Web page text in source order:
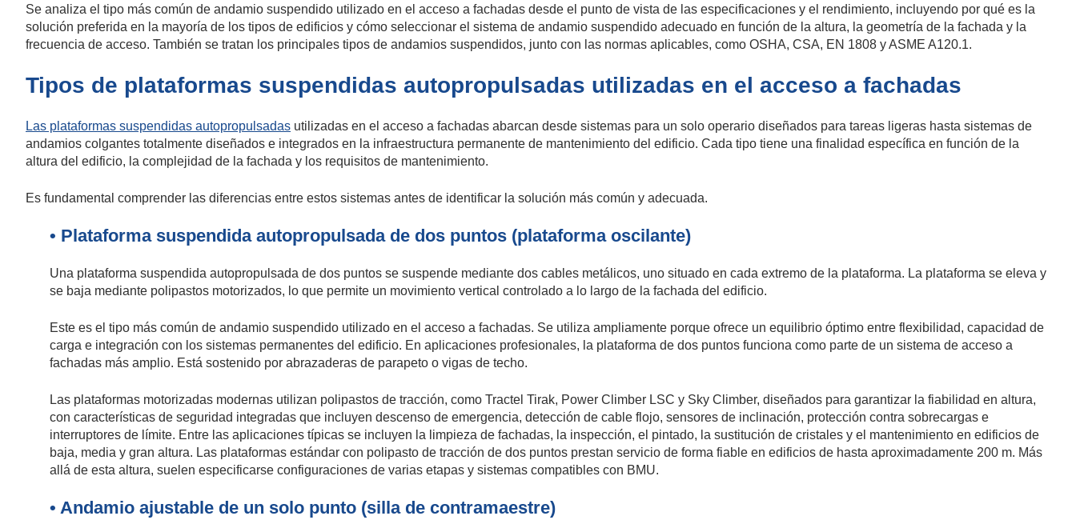
Se analiza el tipo más común de andamio suspendido utilizado en el acceso a fachadas desde el punto de vista de las especificaciones y el rendimiento, incluyendo por qué es la
solución preferida en la mayoría de los tipos de edificios y cómo seleccionar el sistema de andamio suspendido adecuado en función de la altura, la geometría de la fachada y la
frecuencia de acceso. También se tratan los principales tipos de andamios suspendidos, junto con las normas aplicables, como OSHA, CSA, EN 1808 y ASME A120.1.
Tipos de plataformas suspendidas autopropulsadas utilizadas en el acceso a fachadas
Las plataformas suspendidas autopropulsadas utilizadas en el acceso a fachadas abarcan desde sistemas para un solo operario diseñados para tareas ligeras hasta sistemas de
andamios colgantes totalmente diseñados e integrados en la infraestructura permanente de mantenimiento del edificio. Cada tipo tiene una finalidad específica en función de la
altura del edificio, la complejidad de la fachada y los requisitos de mantenimiento.
Es fundamental comprender las diferencias entre estos sistemas antes de identificar la solución más común y adecuada.
• Plataforma suspendida autopropulsada de dos puntos (plataforma oscilante)
Una plataforma suspendida autopropulsada de dos puntos se suspende mediante dos cables metálicos, uno situado en cada extremo de la plataforma. La plataforma se eleva y
se baja mediante polipastos motorizados, lo que permite un movimiento vertical controlado a lo largo de la fachada del edificio.
Este es el tipo más común de andamio suspendido utilizado en el acceso a fachadas. Se utiliza ampliamente porque ofrece un equilibrio óptimo entre flexibilidad, capacidad de
carga e integración con los sistemas permanentes del edificio. En aplicaciones profesionales, la plataforma de dos puntos funciona como parte de un sistema de acceso a
fachadas más amplio. Está sostenido por abrazaderas de parapeto o vigas de techo.
Las plataformas motorizadas modernas utilizan polipastos de tracción, como Tractel Tirak, Power Climber LSC y Sky Climber, diseñados para garantizar la fiabilidad en altura,
con características de seguridad integradas que incluyen descenso de emergencia, detección de cable flojo, sensores de inclinación, protección contra sobrecargas e
interruptores de límite. Entre las aplicaciones típicas se incluyen la limpieza de fachadas, la inspección, el pintado, la sustitución de cristales y el mantenimiento en edificios de
baja, media y gran altura. Las plataformas estándar con polipasto de tracción de dos puntos prestan servicio de forma fiable en edificios de hasta aproximadamente 200 m. Más
allá de esta altura, suelen especificarse configuraciones de varias etapas y sistemas compatibles con BMU.
• Andamio ajustable de un solo punto (silla de contramaestre)